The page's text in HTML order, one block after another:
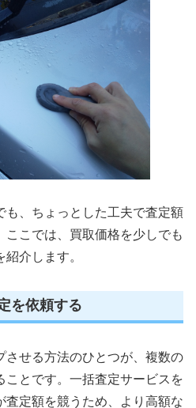
も、ちょっとした工夫で査定額
ここでは、買取価格を少しでも
介します。
を依頼する
させる方法のひとつが、複数の
ことです。一括査定サービスを
査定額を競うため、より高額な